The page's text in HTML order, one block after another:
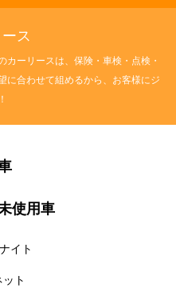
ス
カーリースは、保険・車検・点検・
に合わせて組めるから、お客様にジ
使用車
イト
ト